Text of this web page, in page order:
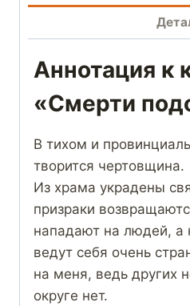
Аннотация к
«Смерти
В тихом и
творится чертовщина.
Из храма украдены
призраки
нападают на людей, а
ведут себя очень
на меня, ведь других
округе нет.